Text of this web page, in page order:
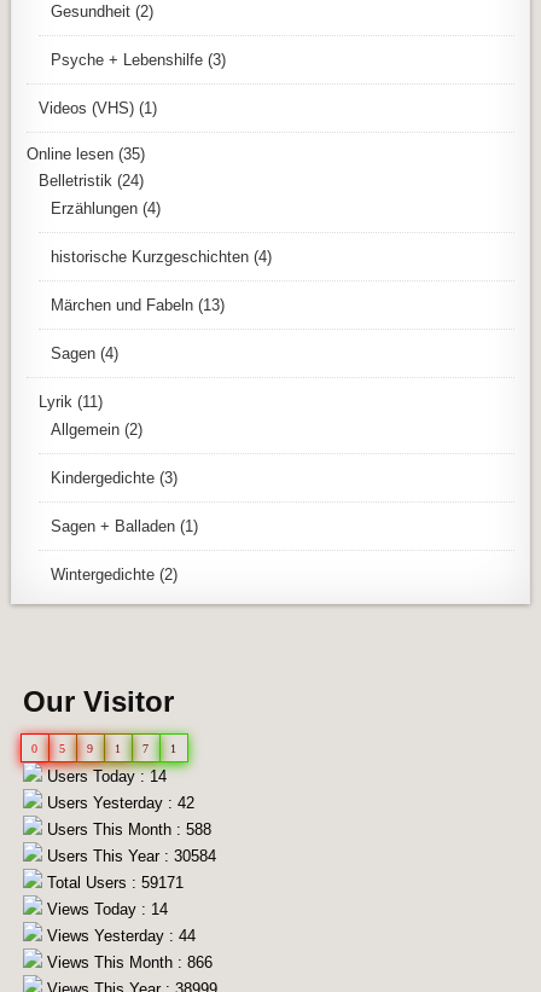
Gesundheit (2)
Psyche + Lebenshilfe (3)
Videos (VHS) (1)
Online lesen (35)
Belletristik (24)
Erzählungen (4)
historische Kurzgeschichten (4)
Märchen und Fabeln (13)
Sagen (4)
Lyrik (11)
Allgemein (2)
Kindergedichte (3)
Sagen + Balladen (1)
Wintergedichte (2)
Our Visitor
0 5 9 1 7 1
Users Today : 14
Users Yesterday : 42
Users This Month : 588
Users This Year : 30584
Total Users : 59171
Views Today : 14
Views Yesterday : 44
Views This Month : 866